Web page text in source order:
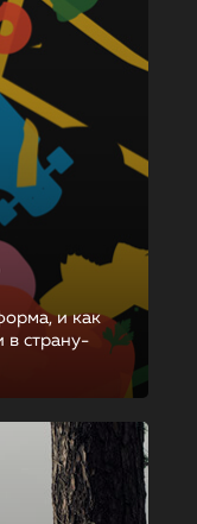
и как
в страну-